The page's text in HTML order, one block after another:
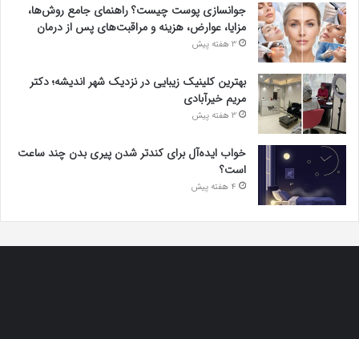
جوانسازی پوست چیست؟ راهنمای جامع روش‌ها،
مزایا، عوارض، هزینه و مراقبت‌های پس از درمان
3 هفته پیش
بهترین کلینیک زیبایی در نزدیک شهر اندیشه؛ دکتر
مریم خیرآبادی
3 هفته پیش
خواب ایده‌آل برای کندتر شدن پیری بدن چند ساعت
است؟
4 هفته پیش